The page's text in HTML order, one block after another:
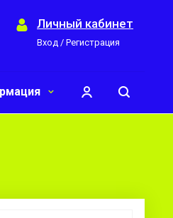
Личный кабинет
Вход / Регистрация